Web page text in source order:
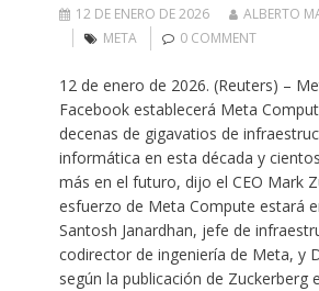
12 DE ENERO DE 2026
ALBERTO
META
0 COMMENT
12 de enero de 2026. (Reuters) –
Facebook establecerá Meta
decenas de gigavatios de
informática en esta década y
más en el futuro, dijo el CEO Mark
esfuerzo de Meta Compute estará
Santosh Janardhan, jefe de
codirector de ingeniería de Meta, y
según la publicación de Zuckerberg